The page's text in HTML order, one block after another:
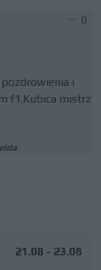
0
i
f1.Kubica mistrz
21.08 - 23.08